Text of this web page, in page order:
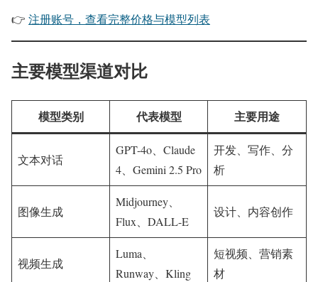
👉 注册账号，查看完整价格与模型列表
主要模型渠道对比
模型类别 代表模型 主要用途
文本对话
GPT-4o、Claude
4、Gemini 2.5 Pro
开发、写作、分
析
图像生成
Midjourney、
Flux、DALL-E
设计、内容创作
视频生成
Luma、
Runway、Kling
短视频、营销素
材